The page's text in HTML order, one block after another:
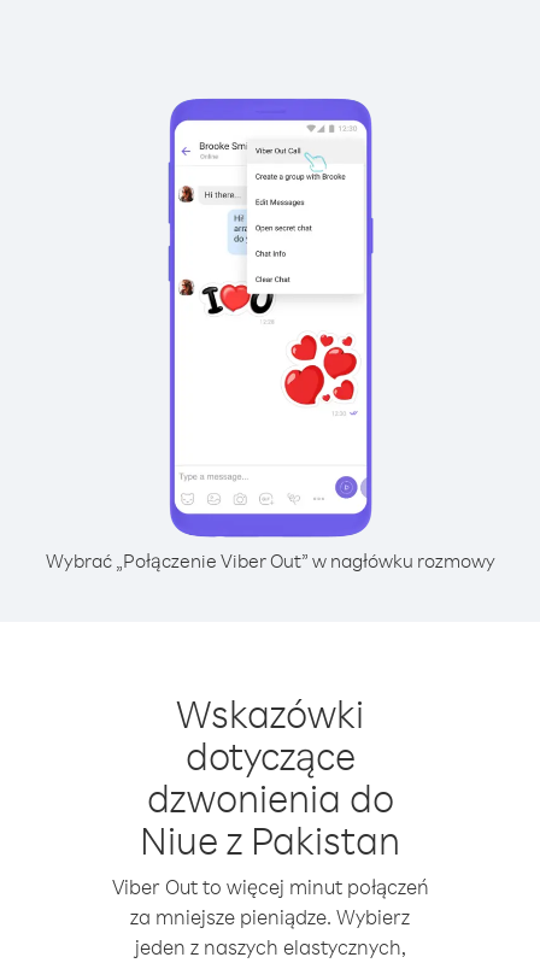
Wybrać „Połączenie Viber Out” w nagłówku rozmowy
Wskazówki
dotyczące
dzwonienia do
Niue z Pakistan
Viber Out to więcej minut połączeń
za mniejsze pieniądze. Wybierz
jeden z naszych elastycznych,